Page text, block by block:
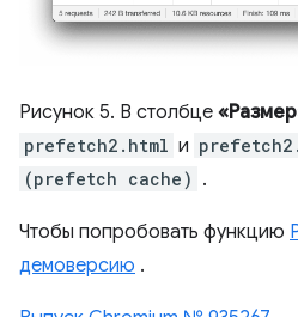
Рисунок 5. В столбце
prefetch2.html и
(prefetch cache) .
Чтобы попробовать функцию
демоверсию .